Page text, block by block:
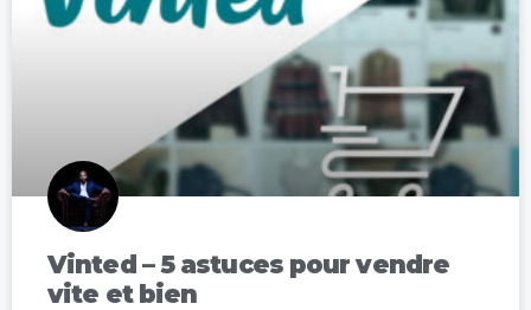
Vinted – 5 astuces pour vendre
vite et bien